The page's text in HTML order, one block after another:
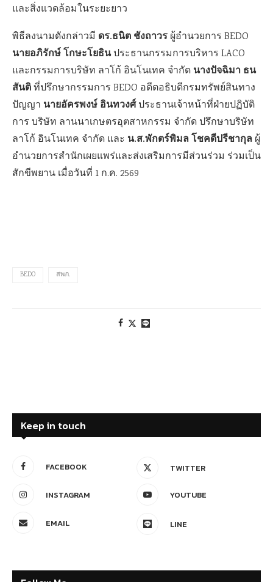
และสิ่งแวดล้อมในระยะยาว
พิธีลงนามดังกล่าวมี ดร.ธนิต ชังถาวร ผู้อำนวยการ BEDO
นายอภิรักษ์ โกษะโยธินประธานกรรมการบริหาร LACO
และกรรมการบริษัท ลาโก้ อินโนเทค จำกัด นางปัจฉิมา ธน
สันติที่ปรึกษากรรมการ BEDO อดีตอธิบดีกรมทรัพย์สินทาง
ปัญญา นายอัครพงษ์ อินทวงศ์ประธานเจ้าหน้าที่ฝ่ายปฏิบัติ
การ บริษัท ลานนาเกษตรอุตสาหกรรม จำกัด ปรึกษาบริษัท
ลาโก้ อินโนเทค จำกัด และ น.ส.พักตร์พิมล โชคดีปรีชากุล ผู้
อำนวยการสำนักเผยแพร่และส่งเสริมการมีส่วนร่วม ร่วมเป็น
สักขีพยาน เมื่อวันที่ 1 ก.ค. 2569
BEDO สพภ.
Keep in touch
FACEBOOK TWITTER
INSTAGRAM YOUTUBE
EMAIL LINE